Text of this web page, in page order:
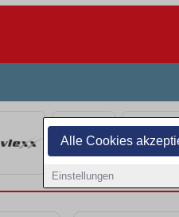
Alle Cookies
Einstellungen